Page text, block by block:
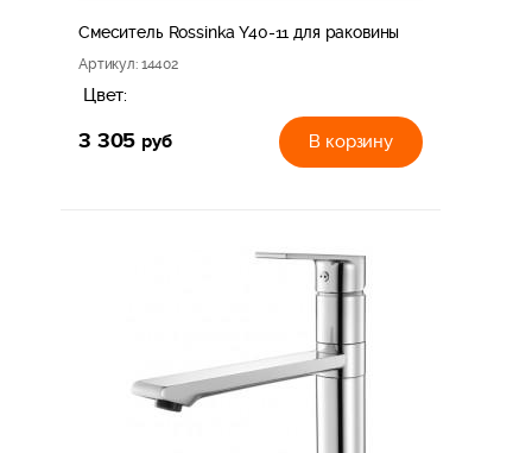
Смеситель Rossinka Y40-11 для раковины
Артикул: 14402
Цвет:
3 305 руб В корзину